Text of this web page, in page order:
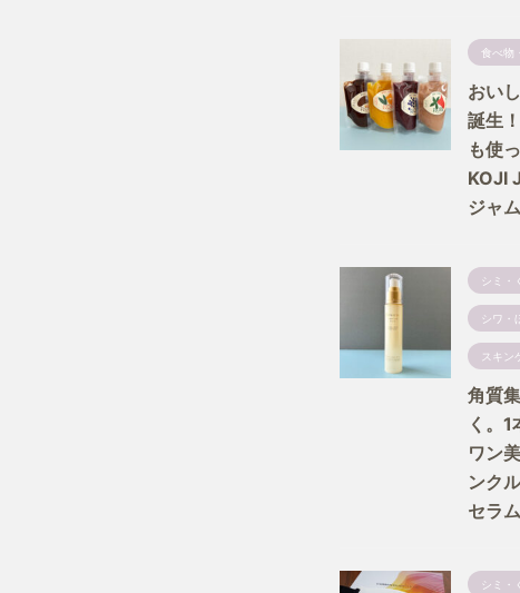
食べ物
おい
誕生
も使
KOJI
ジャム
シミ・
シワ・
スキン
角質
く。
ワン
ンク
セラム
シミ・